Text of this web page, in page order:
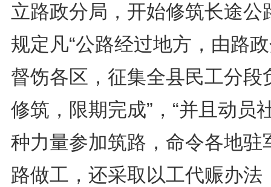
立路政分局，开始修筑长途公
规定凡“公路经过地方，由路
督饬各区，征集全县民工分段
修筑，限期完成”，“并且动员
种力量参加筑路，命令各地驻
路做工，还采取以工代赈办法